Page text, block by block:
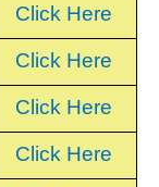
Click Here
Click Here
Click Here
Click Here